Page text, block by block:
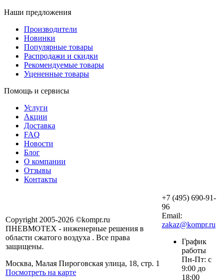
Наши предложения
Производители
Новинки
Популярные товары
Распродажи и скидки
Рекомендуемые товары
Уцененные товары
Помощь и сервисы
Услуги
Акции
Доставка
FAQ
Новости
Блог
О компании
Отзывы
Контакты
Copyright 2005-2026 ©kompr.ru
ПНЕВМОТЕХ - инженерные решения в
области сжатого воздуха . Все права
защищены.
Москва, Малая Пироговская улица, 18, стр. 1
Посмотреть на карте
+7 (495) 690-91-
96
Email:
zakaz@kompr.ru
График
работы
Пн-Пт: с
9:00 до
18:00